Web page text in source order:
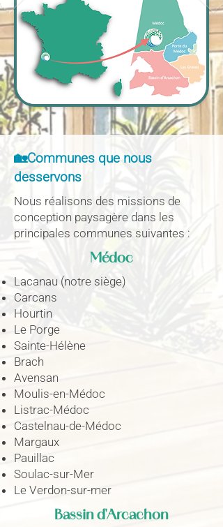
🏡Communes que nous
desservons
Nous réalisons des missions de
conception paysagère dans les
principales communes suivantes :
Médoc
Lacanau (notre siège)
Carcans
Hourtin
Le Porge
Sainte-Hélène
Brach
Avensan
Moulis-en-Médoc
Listrac-Médoc
Castelnau-de-Médoc
Margaux
Pauillac
Soulac-sur-Mer
Le Verdon-sur-mer
Bassin d'Arcachon